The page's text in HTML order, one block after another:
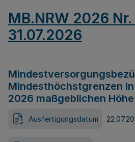
MB.NRW 2026
31.07.2026
Mindesthöchstgrenzen in
2026 maßgeblichen Höhe
Ausfertigungsdatum